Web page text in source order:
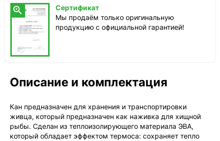

Сертификат
Мы продаём только оригинальную
продукцию с официальной гарантией!
Описание и комплектация
Кан предназначен для хранения и транспортировки
живца, который предназначен как наживка для хищной
рыбы. Сделан из теплоизолирующего материала ЭВА,
который обладает эффектом термоса: сохраняет тепло